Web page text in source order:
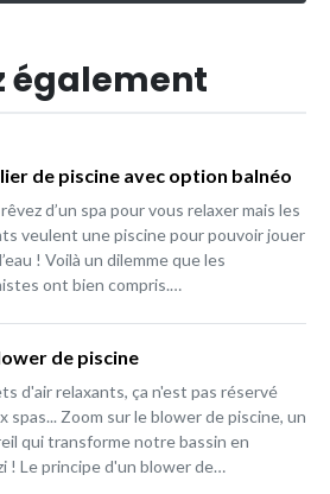
également
de piscine avec option balnéo
d’un spa pour vous relaxer mais les
veulent une piscine pour pouvoir jouer
! Voilà un dilemme que les
ont bien compris.…
de piscine
d'air relaxants, ça n'est pas réservé
spas... Zoom sur le blower de piscine, un
qui transforme notre bassin en
! Le principe d'un blower de…